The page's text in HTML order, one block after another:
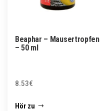
Beaphar – Mausertropfen
– 50 ml
8.53€
Hör zu